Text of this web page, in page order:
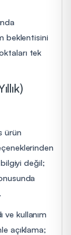
beklentisini
tek
ürün
bilgiyi değil;
ve kullanım
açıklama;